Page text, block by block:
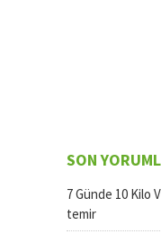
SON
7 Günde 10 Kilo
temir